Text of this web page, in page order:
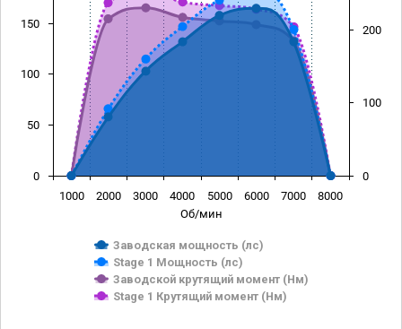
Об/мин
Заводская мощность (лс)
Stage 1 Мощность (лс)
Заводской крутящий момент (Нм)
Stage 1 Крутящий момент (Нм)
1000 2000 3000 4000 5000 6000 7000 8000
0
50
100
150
0
100
200